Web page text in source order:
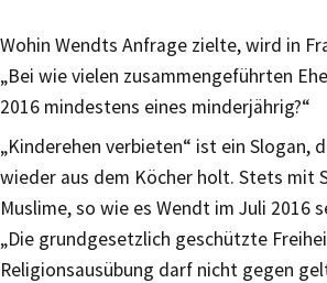
Wohin Wendts Anfrage zielte, wird in
„Bei wie vielen zusammengeführten
2016 mindestens eines minderjährig?“
„Kinderehen verbieten“ ist ein Slogan,
wieder aus dem Köcher holt. Stets mit
Muslime, so wie es Wendt im Juli 2016
„Die grundgesetzlich geschützte
Religionsausübung darf nicht gegen